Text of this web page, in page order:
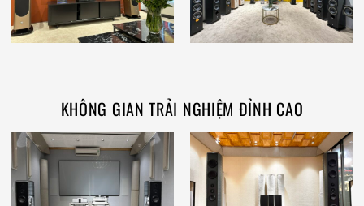
KHÔNG GIAN TRẢI NGHIỆM ĐỈNH CAO